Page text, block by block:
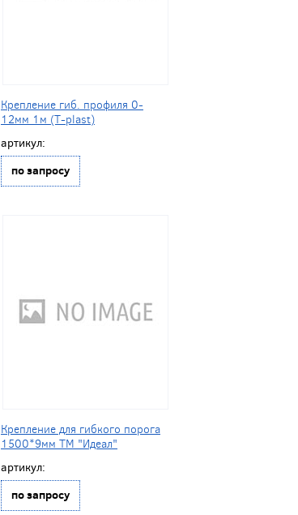
Крепление гиб. профиля 0-
12мм 1м (T-plast)
артикул:
по запросу
Крепление для гибкого порога
1500*9мм ТМ "Идеал"
артикул:
по запросу